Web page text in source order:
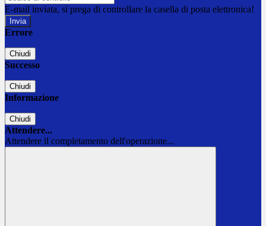
E-mail inviata, si prega di controllare la casella di posta elettronica!
Errore
Chiudi
Successo
Chiudi
Informazione
Chiudi
Attendere...
Attendere il completamento dell'operazione...